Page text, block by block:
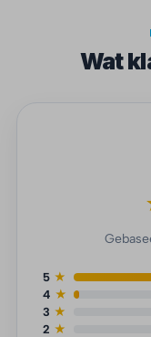
Wat
5 ★
4 ★
3 ★
2 ★